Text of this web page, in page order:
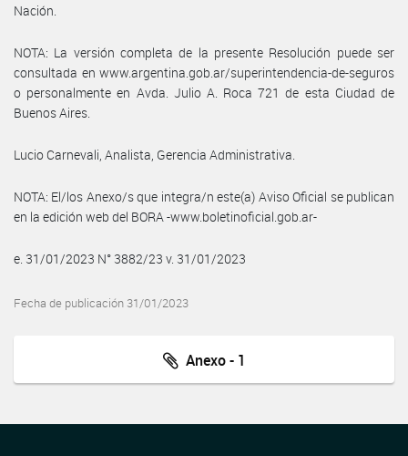
Nación.
NOTA: La versión completa de la presente Resolución puede ser
consultada en www.argentina.gob.ar/superintendencia-de-seguros
o personalmente en Avda. Julio A. Roca 721 de esta Ciudad de
Buenos Aires.
Lucio Carnevali, Analista, Gerencia Administrativa.
NOTA: El/los Anexo/s que integra/n este(a) Aviso Oficial se publican
en la edición web del BORA -www.boletinoficial.gob.ar-
e. 31/01/2023 N° 3882/23 v. 31/01/2023
Fecha de publicación 31/01/2023
Anexo - 1